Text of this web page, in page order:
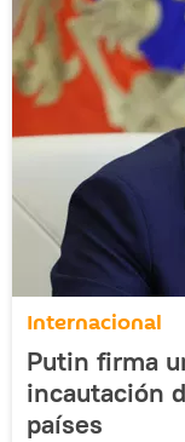
Internacional
Putin firma
incautación
países